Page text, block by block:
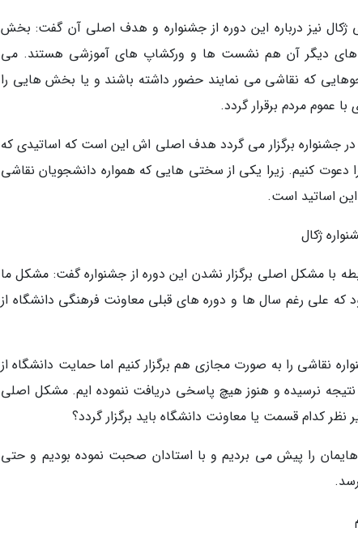
ژکال نیز درباره این دوره از جشنواره و هدف اصلی آن گفت: بخش
دیگر آن هم نشست ها و ورکشاپ های آموزشی هستند. می
که نقاشی می نمایند حضور داشته باشند و یا بخش هایی را
با عموم مردم برقرار گردد.
جشنواره برگزار می گردد هدف اصلی اش این است که اساتیدی که
کنیم. زیرا یکی از سختی هایی که همواره دانشجویان نقاشی
اساتید است.
ژکال
با مشکل اصلی برگزار نشدن این دوره از جشنواره گفت: مشکل ما
که علی رغم سال ها و دوره های قبلی معاونت فرهنگی دانشگاه از
نقاشی را به صورت مجازی هم برگزار کنیم اما حمایت دانشگاه از
نرسیده و هنوز هیچ پاسخی دریافت ننموده ایم. مشکل اصلی
نظر کدام قسمت یا معاونت دانشگاه باید برگزار گردد؟
را پیش می بردیم و با استادان صحبت نموده بودیم و حتی